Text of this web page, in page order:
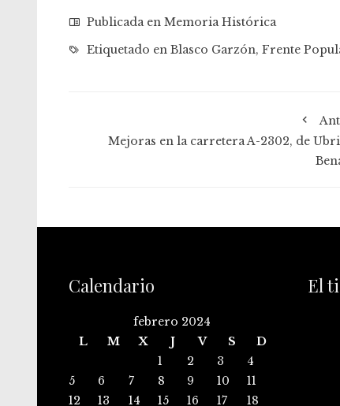
Publicada en Memoria Histórica
Etiquetado en Blasco Garzón, Frente
Mejoras en la carretera A-2302, de
Calendario
febrero 2024
L
M X J V S
D
1
2 3
4
5
6 7 8 9 10
11
12
13 14 15 16 17 18
El